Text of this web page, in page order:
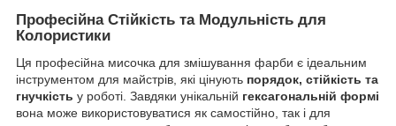
Професійна Стійкість та Модульність для
Колористики
​Ця професійна мисочка для змішування фарби є ідеальним
інструментом для майстрів, які цінують порядок, стійкість та
гнучкість у роботі. Завдяки унікальній гексагональній формі
вона може використовуватися як самостійно, так і для